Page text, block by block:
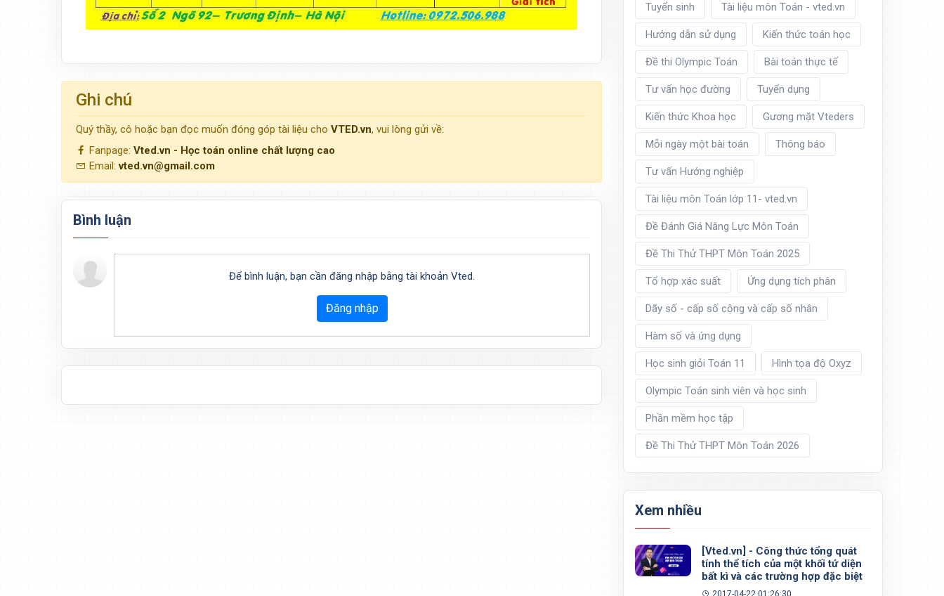
Ghi chú
Quý thầy, cô hoặc bạn đọc muốn đóng góp tài liệu cho VTED.vn, vui lòng gửi về:
Fanpage: Vted.vn - Học toán online chất lượng cao
Email:vted.vn@gmail.com
Bình luận
Để bình luận, bạn cần đăng nhập bằng tài khoản Vted.
Đăng nhập
Tuyển sinh Tài liệu môn Toán - vted.vn
Hướng dẫn sử dụng Kiến thức toán học
Đề thi Olympic Toán Bài toán thực tế
Tư vấn học đường Tuyển dụng
Kiến thức Khoa học Gương mặt Vteders
Mỗi ngày một bài toán Thông báo
Tư vấn Hướng nghiệp
Tài liệu môn Toán lớp 11- vted.vn
Đề Đánh Giá Năng Lực Môn Toán
Đề Thi Thử THPT Môn Toán 2025
Tổ hợp xác suất Ứng dụng tích phân
Dãy số - cấp số cộng và cấp số nhân
Hàm số và ứng dụng
Học sinh giỏi Toán 11 Hình tọa độ Oxyz
Olympic Toán sinh viên và học sinh
Phần mềm học tập
Đề Thi Thử THPT Môn Toán 2026
Xem nhiều
[Vted.vn] - Công thức tổng quát
tính thể tích của một khối tứ diện
bất kì và các trường hợp đặc biệt
2017-04-22 01:26:30